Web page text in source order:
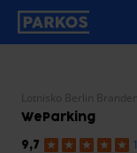
etykieta-nawigacji-
Lotnisko Berlin
WeParking
9,7